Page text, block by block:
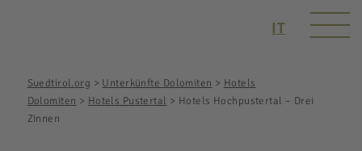
IT
Suedtirol.org > Unterkünfte Dolomiten > Hotels
Dolomiten > Hotels Pustertal > Hotels Hochpustertal – Drei
Zinnen